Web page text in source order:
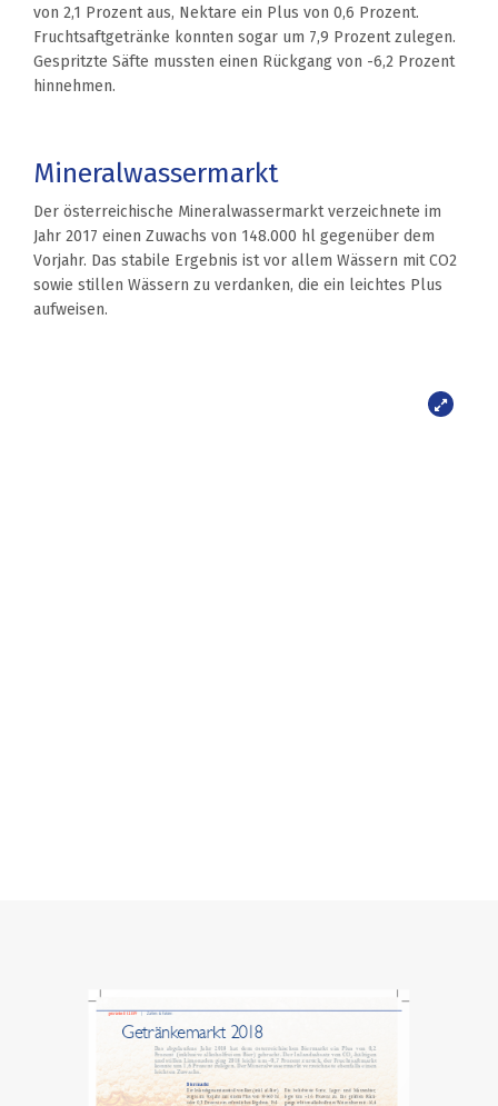
von 2,1 Prozent aus, Nektare ein Plus von 0,6 Prozent.
Fruchtsaftgetränke konnten sogar um 7,9 Prozent zulegen.
Gespritzte Säfte mussten einen Rückgang von -6,2 Prozent
hinnehmen.
Mineralwassermarkt
Der österreichische Mineralwassermarkt verzeichnete im
Jahr 2017 einen Zuwachs von 148.000 hl gegenüber dem
Vorjahr. Das stabile Ergebnis ist vor allem Wässern mit CO2
sowie stillen Wässern zu verdanken, die ein leichtes Plus
aufweisen.